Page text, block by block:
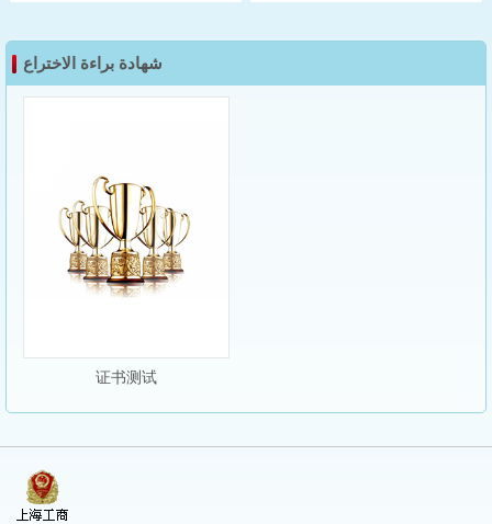
شهادة براءة الاختراع
证书测试